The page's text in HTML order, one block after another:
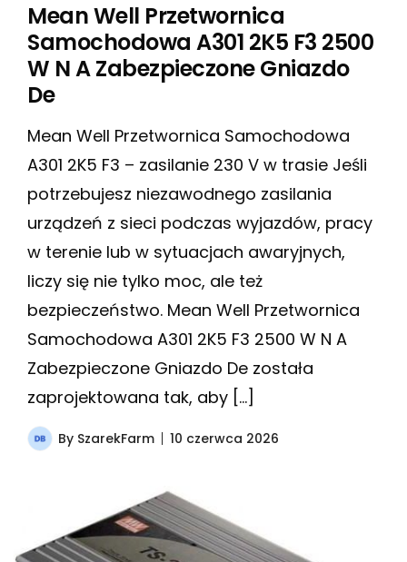
Mean Well Przetwornica
Samochodowa A301 2K5 F3 2500
W N A Zabezpieczone Gniazdo
De
Mean Well Przetwornica Samochodowa
A301 2K5 F3 – zasilanie 230 V w trasie Jeśli
potrzebujesz niezawodnego zasilania
urządzeń z sieci podczas wyjazdów, pracy
w terenie lub w sytuacjach awaryjnych,
liczy się nie tylko moc, ale też
bezpieczeństwo. Mean Well Przetwornica
Samochodowa A301 2K5 F3 2500 W N A
Zabezpieczone Gniazdo De została
zaprojektowana tak, aby […]
By SzarekFarm 10 czerwca 2026